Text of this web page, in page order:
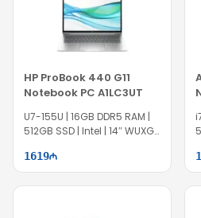
HP ProBook 440 G11
Notebook PC A1LC3UT
U7-155U | 16GB DDR5 RAM |
512GB SSD | Intel | 14″ WUXGA
1619